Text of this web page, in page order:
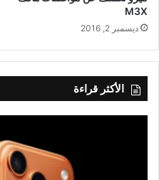
M3X
ديسمبر 2, 2016
الأكثر قراءة